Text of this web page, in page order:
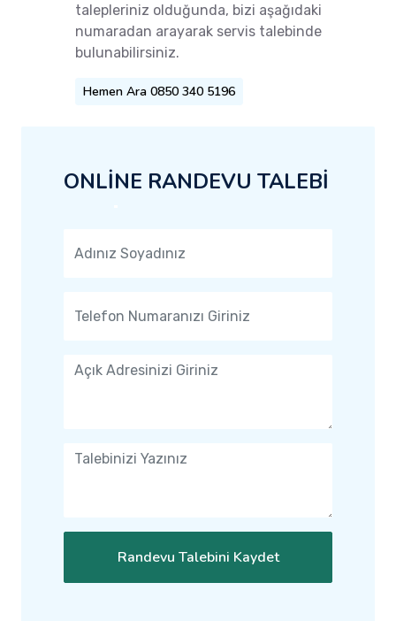
talepleriniz olduğunda, bizi aşağıdaki
numaradan arayarak servis talebinde
bulunabilirsiniz.
Hemen Ara 0850 340 5196
ONLİNE RANDEVU TALEBİ
Randevu Talebini Kaydet